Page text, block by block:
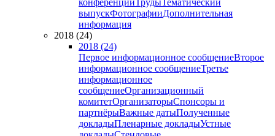
конференцииТрудыТематический
выпускФотографииДополнительная
информация
2018 (24)
2018 (24)
Первое информационное сообщениеВторое
информационное сообщениеТретье
информационное
сообщениеОрганизационный
комитетОрганизаторыСпонсоры и
партнёрыВажные датыПолученные
докладыПленарные докладыУстные